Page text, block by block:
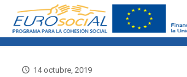
14 octubre, 2019